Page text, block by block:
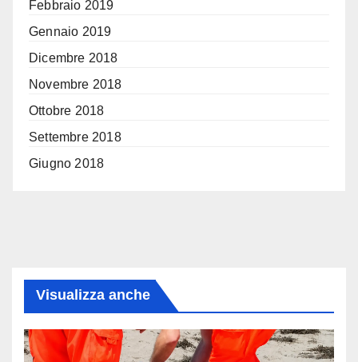
Febbraio 2019
Gennaio 2019
Dicembre 2018
Novembre 2018
Ottobre 2018
Settembre 2018
Giugno 2018
Visualizza anche